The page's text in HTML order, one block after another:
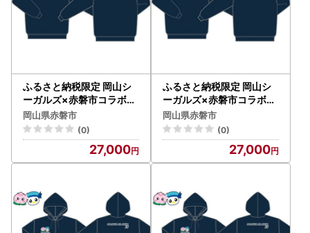
ふるさと納税限定 岡山シ
ーガルズ×赤磐市コラボト
レーナー ファッション 洋
服 ネイビー LLサイズ
岡山県赤磐市
(0)
27,000
ふるさと納税限定 岡山シ
ーガルズ×赤磐市コラボト
レーナー ファッション 洋
服 ネイビー 3Lサイズ
岡山県赤磐市
(0)
27,000